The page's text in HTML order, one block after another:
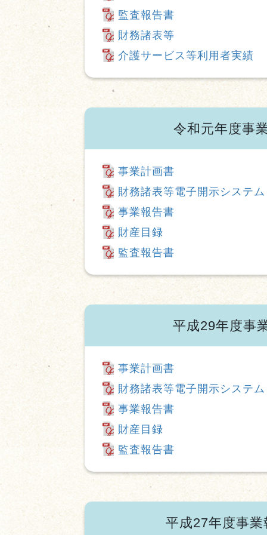
監査報告書
財務諸表等
介護サービス等利用者実績
令和元年度事
事業計画書
財務諸表等電子開示システム
事業報告書
財産目録
監査報告書
平成29年度事
事業計画書
財務諸表等電子開示システム
事業報告書
財産目録
監査報告書
平成27年度事業